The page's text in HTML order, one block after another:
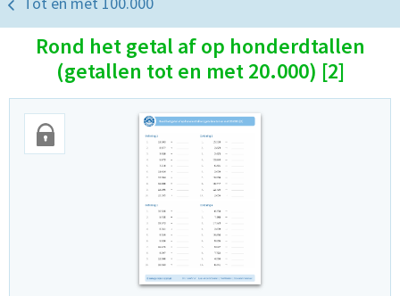
Rond het getal af op honderdtallen
(getallen tot en met 20.000) [2]